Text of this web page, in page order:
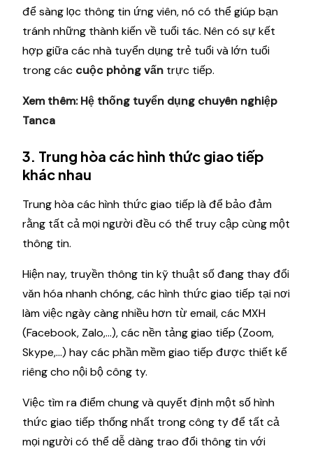
để sàng lọc thông tin ứng viên, nó có thể giúp bạn
tránh những thành kiến ​về tuổi tác. Nên có sự kết
hợp giữa các nhà tuyển dụng trẻ tuổi và lớn tuổi
trong các cuộc phỏng vấn trực tiếp.
Xem thêm:Hệ thống tuyển dụng chuyên nghiệp
Tanca
3. Trung hòa các hình thức giao tiếp
khác nhau
Trung hòa các hình thức giao tiếp là để bảo đảm
rằng tất cả mọi người đều có thể truy cập cùng một
thông tin.
Hiện nay, truyền thông tin kỹ thuật số đang thay đổi
văn hóa nhanh chóng, các hình thức giao tiếp tại nơi
làm việc ngày càng nhiều hơn từ email, các MXH
(Facebook, Zalo,...), các nền tảng giao tiếp (Zoom,
Skype,...) hay các phần mềm giao tiếp được thiết kế
riêng cho nội bộ công ty.
Việc tìm ra điểm chung và quyết định một số hình
thức giao tiếp thống nhất trong công ty để tất cả
mọi người có thể dễ dàng trao đổi thông tin với